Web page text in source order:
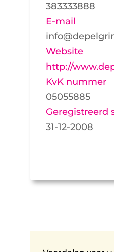
383333888
E-mail
Website
http://
KvK nummer
05055885
Geregistreerd
31-12-2008